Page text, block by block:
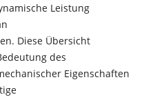
Leistung
Diese Übersicht
des
Eigenschaften